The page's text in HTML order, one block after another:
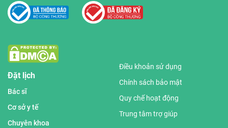
Đặt lịch
Bác sĩ
Cơ sở y tế
Chuyên khoa
Điều khoản sử dụng
Chính sách bảo mật
Quy chế hoạt động
Trung tâm trợ giúp